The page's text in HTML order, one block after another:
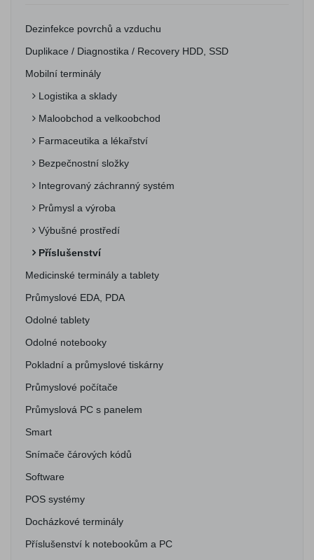
Dezinfekce povrchů a vzduchu
Duplikace / Diagnostika / Recovery HDD, SSD
Mobilní terminály
Logistika a sklady
Maloobchod a velkoobchod
Farmaceutika a lékařství
Bezpečnostní složky
Integrovaný záchranný systém
Průmysl a výroba
Výbušné prostředí
Příslušenství
Medicinské terminály a tablety
Průmyslové EDA, PDA
Odolné tablety
Odolné notebooky
Pokladní a průmyslové tiskárny
Průmyslové počítače
Průmyslová PC s panelem
Smart
Snímače čárových kódů
Software
POS systémy
Docházkové terminály
Příslušenství k notebookům a PC